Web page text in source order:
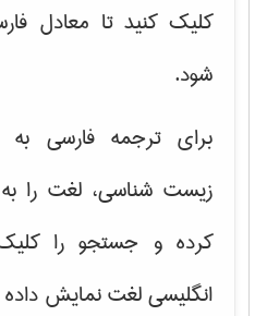
کلیک کنید تا معادل
شود.
برای ترجمه فارسی به
زیست شناسی، لغت را
کرده و جستجو را
انگلیسی لغت نمایش